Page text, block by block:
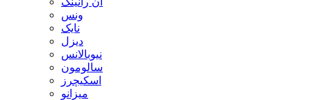
ونس
نایک
دیزل
نیوبالانس
سالومون
اسکیچرز
میزانو